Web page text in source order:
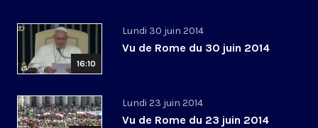
16:10
Lundi 30 juin 2014
Vu de Rome du 30 juin 2014
Lundi 23 juin 2014
Vu de Rome du 23 juin 2014